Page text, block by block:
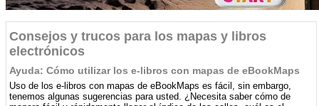
Consejos y trucos para los mapas y libros
electrónicos
Ayuda: Cómo utilizar los e-libros con mapas de eBookMaps
Uso de los e-libros con mapas de eBookMaps es fácil, sin embargo,
tenemos algunas sugerencias para usted. ¿Necesita saber cómo de